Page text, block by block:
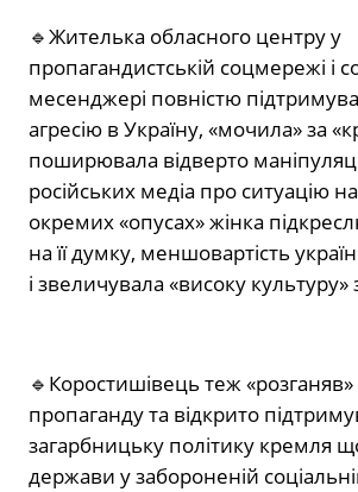
🔹Жителька обласного центру у
пропагандистській соцмережі і
месенджері повністю
агресію в Україну, «мочила» за
поширювала відверто
російських медіа про ситуацію
окремих «опусах» жінка
на її думку, меншовартість
і звеличувала «високу культуру»
🔹 Коростишівець теж «розганяв»
пропаганду та відкрито
загарбницьку політику кремля
держави у забороненій